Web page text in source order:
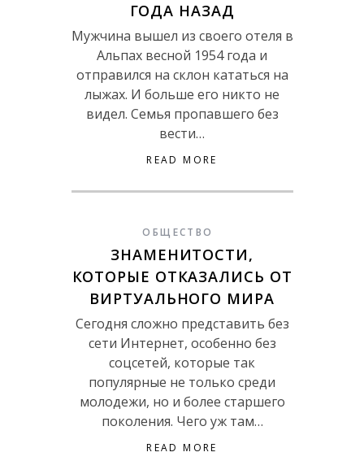
ГОДА НАЗАД
Мужчина вышел из своего отеля в
Альпах весной 1954 года и
отправился на склон кататься на
лыжах. И больше его никто не
видел. Семья пропавшего без
вести…
READ MORE
ОБЩЕСТВО
ЗНАМЕНИТОСТИ,
КОТОРЫЕ ОТКАЗАЛИСЬ ОТ
ВИРТУАЛЬНОГО МИРА
Сегодня сложно представить без
сети Интернет, особенно без
соцсетей, которые так
популярные не только среди
молодежи, но и более старшего
поколения. Чего уж там…
READ MORE